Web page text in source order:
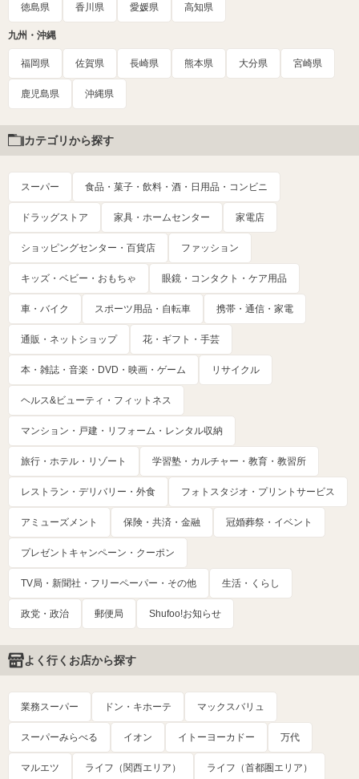
徳島県 香川県 愛媛県 高知県
九州・沖縄
福岡県 佐賀県 長崎県 熊本県 大分県 宮崎県
鹿児島県 沖縄県
カテゴリから探す
スーパー 食品・菓子・飲料・酒・日用品・コンビニ
ドラッグストア 家具・ホームセンター 家電店
ショッピングセンター・百貨店 ファッション
キッズ・ベビー・おもちゃ 眼鏡・コンタクト・ケア用品
車・バイク スポーツ用品・自転車 携帯・通信・家電
通販・ネットショップ 花・ギフト・手芸
本・雑誌・音楽・DVD・映画・ゲーム リサイクル
ヘルス&ビューティ・フィットネス
マンション・戸建・リフォーム・レンタル収納
旅行・ホテル・リゾート 学習塾・カルチャー・教育・教習所
レストラン・デリバリー・外食 フォトスタジオ・プリントサービス
アミューズメント 保険・共済・金融 冠婚葬祭・イベント
プレゼントキャンペーン・クーポン
TV局・新聞社・フリーペーパー・その他 生活・くらし
政党・政治 郵便局 Shufoo!お知らせ
よく行くお店から探す
業務スーパー ドン・キホーテ マックスバリュ
スーパーみらべる イオン イトーヨーカドー 万代
マルエツ ライフ（関西エリア） ライフ（首都圏エリア）